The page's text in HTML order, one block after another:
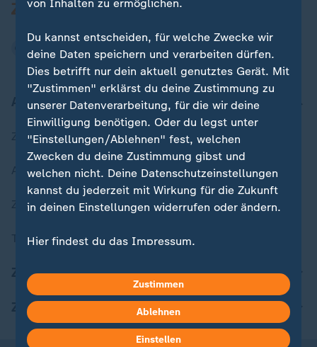
Aktuell bei ZDFheute
Zuletzt veröffentlicht
Aktuelle Sendungs-Videos
ZDFheute Stories
Themen im Überblick
ZDFheute Update
ZDFheute Apps
von Inhalten zu ermöglichen.
Du kannst entscheiden, für welche Zwecke wir
deine Daten speichern und verarbeiten dürfen.
Dies betrifft nur dein aktuell genutztes Gerät. Mit
"Zustimmen" erklärst du deine Zustimmung zu
unserer Datenverarbeitung, für die wir deine
Einwilligung benötigen. Oder du legst unter
"Einstellungen/Ablehnen" fest, welchen
Zwecken du deine Zustimmung gibst und
welchen nicht. Deine Datenschutzeinstellungen
kannst du jederzeit mit Wirkung für die Zukunft
in deinen Einstellungen widerrufen oder ändern.
Hier findest du das Impressum.
Datenschutzerklärung.
Zustimmen
Ablehnen
Einstellen